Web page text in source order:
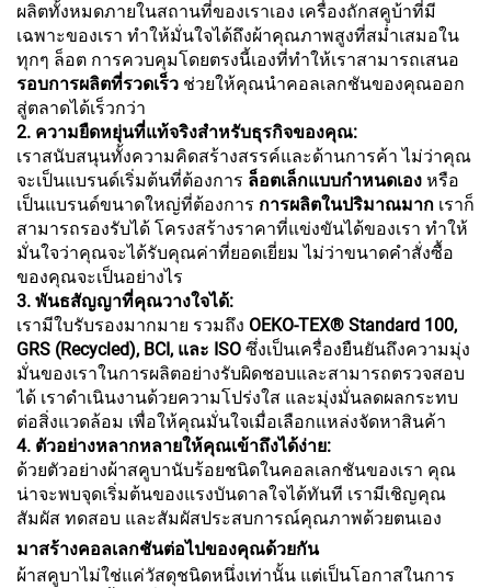
ผลิตทั้งหมดภายในสถานที่ของเราเอง เครื่องถักสคูบ้าที่มี
เฉพาะของเรา ทำให้มั่นใจได้ถึงผ้าคุณภาพสูงที่สม่ำเสมอใน
ทุกๆ ล็อต การควบคุมโดยตรงนี้เองที่ทำให้เราสามารถเสนอ
รอบการผลิตที่รวดเร็ว ช่วยให้คุณนำคอลเลกชันของคุณออก
สู่ตลาดได้เร็วกว่า
2. ความยืดหยุ่นที่แท้จริงสำหรับธุรกิจของคุณ:
เราสนับสนุนทั้งความคิดสร้างสรรค์และด้านการค้า ไม่ว่าคุณ
จะเป็นแบรนด์เริ่มต้นที่ต้องการ ล็อตเล็กแบบกำหนดเอง หรือ
เป็นแบรนด์ขนาดใหญ่ที่ต้องการ การผลิตในปริมาณมาก เราก็
สามารถรองรับได้ โครงสร้างราคาที่แข่งขันได้ของเรา ทำให้
มั่นใจว่าคุณจะได้รับคุณค่าที่ยอดเยี่ยม ไม่ว่าขนาดคำสั่งซื้อ
ของคุณจะเป็นอย่างไร
3. พันธสัญญาที่คุณวางใจได้:
เรามีใบรับรองมากมาย รวมถึง OEKO-TEX® Standard 100,
GRS (Recycled), BCI, และ ISO ซึ่งเป็นเครื่องยืนยันถึงความมุ่ง
มั่นของเราในการผลิตอย่างรับผิดชอบและสามารถตรวจสอบ
ได้ เราดำเนินงานด้วยความโปร่งใส และมุ่งมั่นลดผลกระทบ
ต่อสิ่งแวดล้อม เพื่อให้คุณมั่นใจเมื่อเลือกแหล่งจัดหาสินค้า
4. ตัวอย่างหลากหลายให้คุณเข้าถึงได้ง่าย:
ด้วยตัวอย่างผ้าสคูบานับร้อยชนิดในคอลเลกชันของเรา คุณ
น่าจะพบจุดเริ่มต้นของแรงบันดาลใจได้ทันที เรามีเชิญคุณ
สัมผัส ทดสอบ และสัมผัสประสบการณ์คุณภาพด้วยตนเอง
มาสร้างคอลเลกชันต่อไปของคุณด้วยกัน
ผ้าสคูบาไม่ใช่แค่วัสดุชนิดหนึ่งเท่านั้น แต่เป็นโอกาสในการ